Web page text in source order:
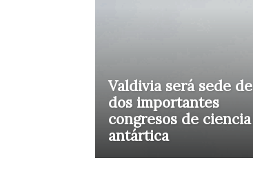
Valdivia será sede de
dos importantes
congresos de ciencia
antártica